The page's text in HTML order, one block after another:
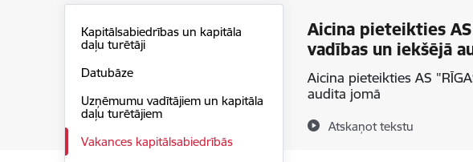
Aicina pieteikties
vadības un iekšējā
Aicina pieteikties AS
audita jomā
Atskaņot tekstu
Kapitālsabiedrības un kapitāla
daļu turētāji
Datubāze
Uzņēmumu vadītājiem un kapitāla
daļu turētājiem
Vakances kapitālsabiedrībās